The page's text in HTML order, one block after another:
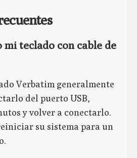
mi teclado con cable de
Verbatim generalmente
del puerto USB,
y volver a conectarlo.
su sistema para un